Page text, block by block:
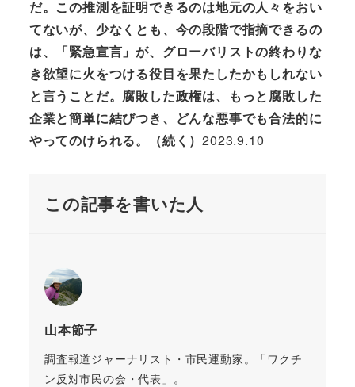
だ。この推測を証明できるのは地元の人々をおい
てないが、少なくとも、今の段階で指摘できるの
は、「緊急宣言」が、グローバリストの終わりな
き欲望に火をつける役目を果たしたかもしれない
と言うことだ。腐敗した政権は、もっと腐敗した
企業と簡単に結びつき、どんな悪事でも合法的に
やってのけられる。（続く）2023.9.10
この記事を書いた人
山本節子
調査報道ジャーナリスト・市民運動家。「ワクチ
ン反対市民の会・代表」。